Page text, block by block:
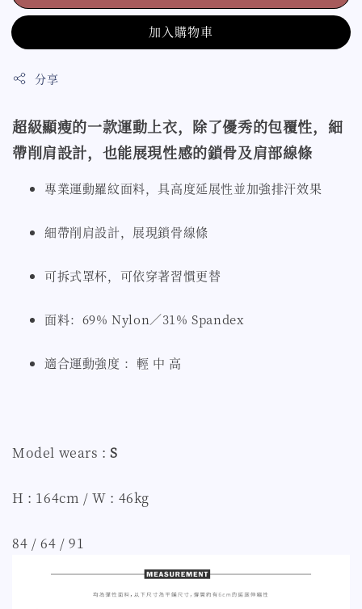
加入購物車
分享
超級顯瘦的一款運動上衣，除了優秀的包覆性，細
帶削肩設計，也能展現性感的鎖骨及肩部線條
專業運動羅紋面料，具高度延展性並加強排汗效果
細帶削肩設計，展現鎖骨線條
可拆式罩杯，可依穿著習慣更替
面料：69% Nylon／31% Spandex
適合運動強度 ：輕 中 高
Model wears :S
H : 164cm / W : 46kg
84 / 64 / 91